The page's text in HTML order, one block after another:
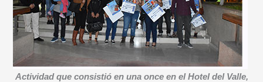
Actividad que consistió en una once en el Hotel del Valle,